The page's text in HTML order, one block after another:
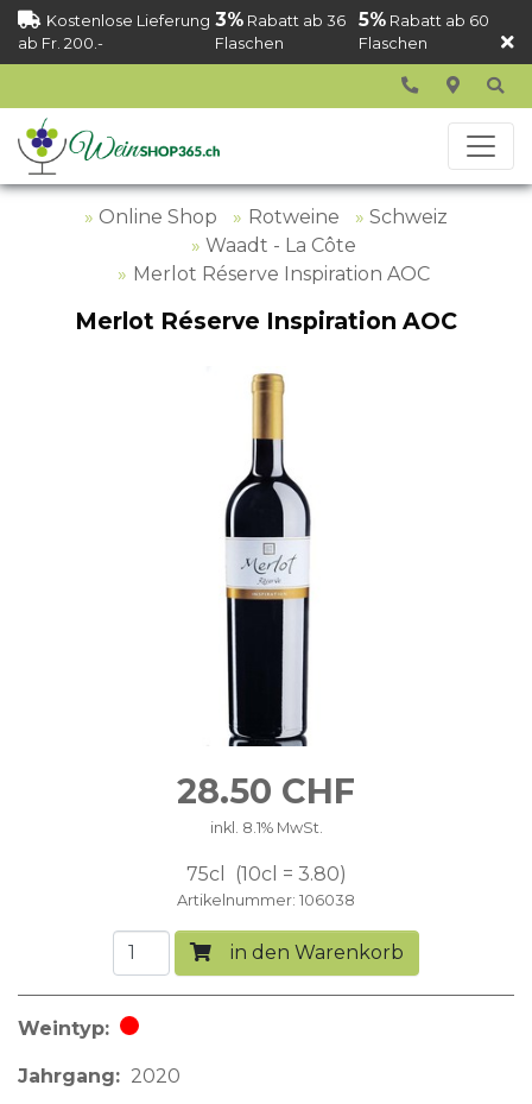
Kostenlose Lieferung
ab Fr. 200.-
3% Rabatt ab 36
Flaschen
5%Rabatt ab 60
Flaschen
Online Shop Rotweine
Schweiz
Waadt - La Côte
Merlot Réserve Inspiration AOC
Merlot Réserve Inspiration AOC
28.50 CHF
inkl. 8.1% MwSt.
75cl 10cl = 3.80
Artikelnummer 106038
in den Warenkorb
Weintyp Rotwein
Jahrgang 2020